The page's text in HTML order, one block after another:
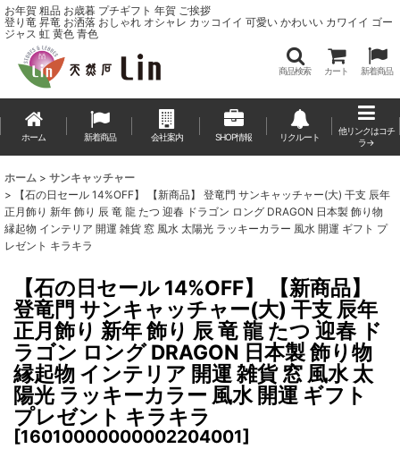
お年賀 粗品 お歳暮 プチギフト 年賀 ご挨拶
登り竜 昇竜 お洒落 おしゃれ オシャレ カッコイイ 可愛い かわいい カワイイ ゴー
ジャス 虹 黄色 青色
商品検索 カート 新着商品
ホーム 新着商品 会社案内 SHOP情報 リクルート
他リンクはコチ
ラ→
ホーム > サンキャッチャー
>
【石の日セール 14%OFF】 【新商品】 登竜門 サンキャッチャー(大) 干支 辰年
正月飾り 新年 飾り 辰 竜 龍 たつ 迎春 ドラゴン ロング DRAGON 日本製 飾り物
縁起物 インテリア 開運 雑貨 窓 風水 太陽光 ラッキーカラー 風水 開運 ギフト プ
レゼント キラキラ
【石の日セール 14%OFF】 【新商品】
登竜門 サンキャッチャー(大) 干支 辰年
正月飾り 新年 飾り 辰 竜 龍 たつ 迎春 ド
ラゴン ロング DRAGON 日本製 飾り物
縁起物 インテリア 開運 雑貨 窓 風水 太
陽光 ラッキーカラー 風水 開運 ギフト
プレゼント キラキラ
[16010000000002204001]